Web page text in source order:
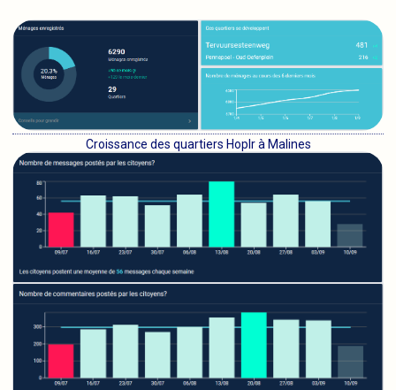
Croissance des quartiers Hoplr à Malines